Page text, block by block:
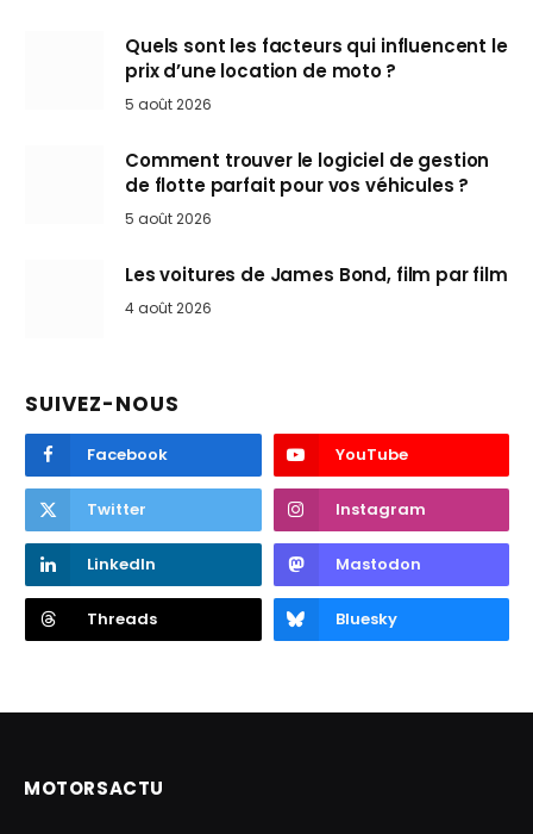
Quels sont les facteurs qui influencent le
prix d’une location de moto ?
5 août 2026
Comment trouver le logiciel de gestion
de flotte parfait pour vos véhicules ?
5 août 2026
Les voitures de James Bond, film par film
4 août 2026
SUIVEZ-NOUS
Facebook YouTube
Twitter Instagram
LinkedIn Mastodon
Threads Bluesky
MOTORSACTU